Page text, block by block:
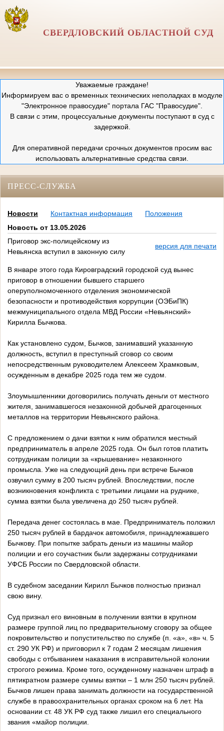
СВЕРДЛОВСКИЙ ОБЛАСТНОЙ СУД
Уважаемые граждане!
Информируем вас о временных технических неполадках в модуле
"Электронное правосудие" портала ГАС "Правосудие".
В связи с этим, процессуальные документы поступают в суд с
задержкой.
Для оперативной передачи срочных документов просим вас
использовать альтернативные средства связи.
ПРЕСС-СЛУЖБА
Новости Контактная информация
Положения
Новость от 13.05.2026
Приговор экс-полицейскому из
Невьянска вступил в законную силу
версия для печати
В январе этого года Кировградский городской суд вынес
приговор в отношении бывшего старшего
оперуполномоченного отделения экономической
безопасности и противодействия коррупции (ОЭБиПК)
межмуниципального отдела МВД России «Невьянский»
Кирилла Бычкова.
Как установлено судом, Бычков, занимавший указанную
должность, вступил в преступный сговор со своим
непосредственным руководителем Алексеем Храмковым,
осужденным в декабре 2025 года тем же судом.
Злоумышленники договорились получать деньги от местного
жителя, занимавшегося незаконной добычей драгоценных
металлов на территории Невьянского района.
С предложением о дачи взятки к ним обратился местный
предприниматель в апреле 2025 года. Он был готов платить
сотрудникам полиции за «крышевание» незаконного
промысла. Уже на следующий день при встрече Бычков
озвучил сумму в 200 тысяч рублей. Впоследствии, после
возникновения конфликта с третьими лицами на руднике,
сумма взятки была увеличена до 250 тысяч рублей.
Передача денег состоялась в мае. Предприниматель положил
250 тысяч рублей в бардачок автомобиля, принадлежавшего
Бычкову. При попытке забрать деньги из машины майор
полиции и его соучастник были задержаны сотрудниками
УФСБ России по Свердловской области.
В судебном заседании Кирилл Бычков полностью признал
свою вину.
Суд признал его виновным в получении взятки в крупном
размере группой лиц по предварительному сговору за общее
покровительство и попустительство по службе (п. «а», «в» ч. 5
ст. 290 УК РФ) и приговорил к 7 годам 2 месяцам лишения
свободы с отбыванием наказания в исправительной колонии
строгого режима. Кроме того, осужденному назначен штраф в
пятикратном размере суммы взятки – 1 млн 250 тысяч рублей.
Бычков лишен права занимать должности на государственной
службе в правоохранительных органах сроком на 6 лет. На
основании ст. 48 УК РФ суд также лишил его специального
звания «майор полиции.